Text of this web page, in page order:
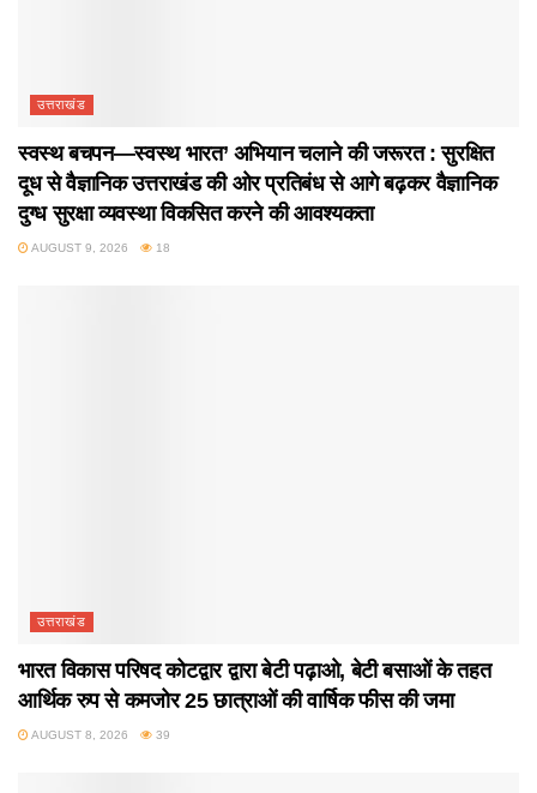
उत्तराखंड
स्वस्थ बचपन—स्वस्थ भारत’ अभियान चलाने की जरूरत : सुरक्षित
दूध से वैज्ञानिक उत्तराखंड की ओर प्रतिबंध से आगे बढ़कर वैज्ञानिक
दुग्ध सुरक्षा व्यवस्था विकसित करने की आवश्यकता
AUGUST 9, 2026 18
उत्तराखंड
भारत विकास परिषद कोटद्वार द्वारा बेटी पढ़ाओ, बेटी बसाओं के तहत
आर्थिक रुप से कमजोर 25 छात्राओं की वार्षिक फीस की जमा
AUGUST 8, 2026 39